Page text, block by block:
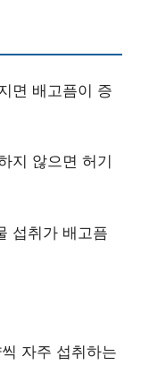
면 배고픔이 증
지 않으면 허기
섭취가 배고픔
자주 섭취하는